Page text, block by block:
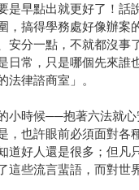
是早點出就更好了！話
，搞得學務處好像辦案
安分一點，不就都沒事
日常，只是哪個先來誰
法律諮商室」。
小時候──抱著六法就
，也許眼前必須面對各
道好人還是很多；但凡
這些流言蜚語，而對世